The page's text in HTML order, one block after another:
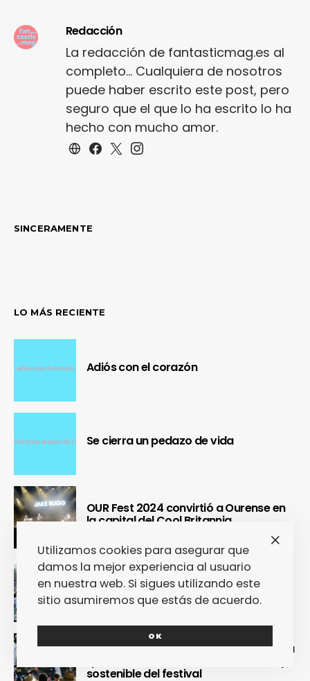
Redacción
La redacción de fantasticmag.es al
completo... Cualquiera de nosotros
puede haber escrito este post, pero
seguro que el que lo ha escrito lo ha
hecho con mucho amor.
SINCERAMENTE
LO MÁS RECIENTE
Adiós con el corazón
Se cierra un pedazo de vida
OUR Fest 2024 convirtió a Ourense en
la capital del Cool Britannia
Nuestra crónica confirma que Paredes
de Coura 2024 no fue un festival, sino
un Couraíso
Nuestra crónica del Sinsal 2024 prueba
sostenible del festival
Utilizamos cookies para asegurar que
damos la mejor experiencia al usuario
en nuestra web. Si sigues utilizando este
sitio asumiremos que estás de acuerdo.
OK